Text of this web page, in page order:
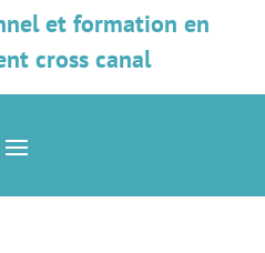
et formation en
cross canal